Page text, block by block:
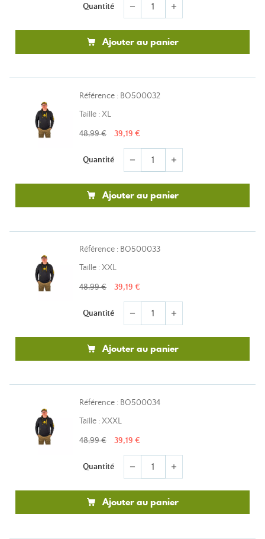
Quantité remove add
Ajouter au panier
Référence : BO500032
Taille : XL
48,99 € 39,19 €
Quantité remove add
Ajouter au panier
Référence : BO500033
Taille : XXL
48,99 € 39,19 €
Quantité remove add
Ajouter au panier
Référence : BO500034
Taille : XXXL
48,99 € 39,19 €
Quantité remove add
Ajouter au panier